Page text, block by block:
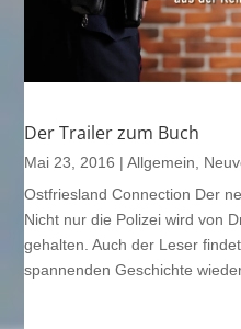
Der Trailer zum Buch
Mai 23, 2016 |Allgemein
Ostfriesland Connection Der
Nicht nur die Polizei wird von
gehalten. Auch der Leser
spannenden Geschichte